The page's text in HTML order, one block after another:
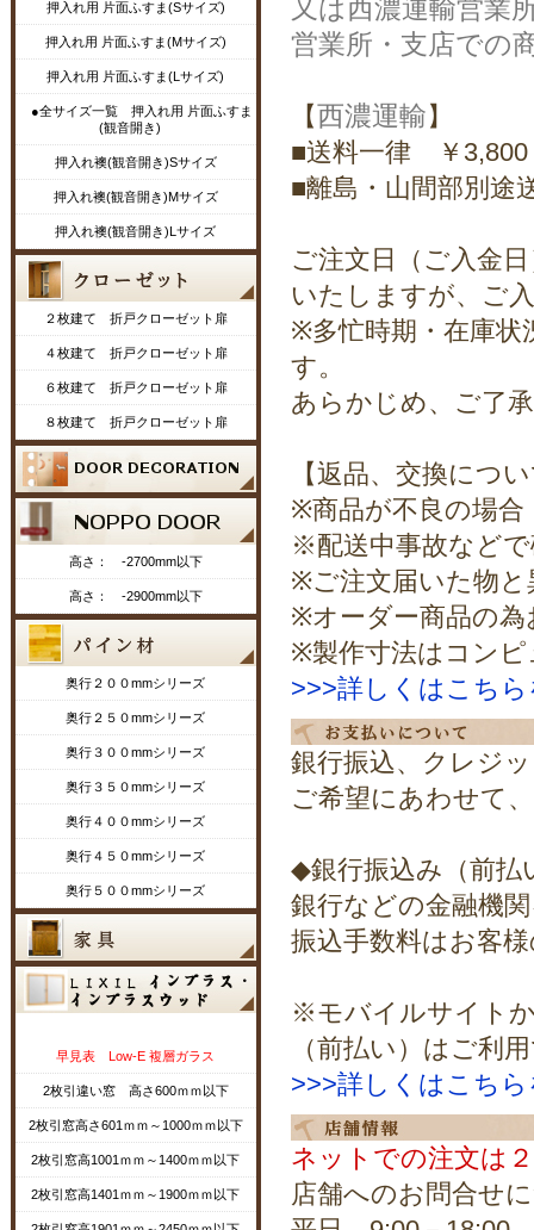
押入れ用 片面ふすま(Sサイズ)
押入れ用 片面ふすま(Mサイズ)
押入れ用 片面ふすま(Lサイズ)
●全サイズ一覧 押入れ用 片面ふすま
(観音開き)
押入れ襖(観音開き)Sサイズ
押入れ襖(観音開き)Mサイズ
押入れ襖(観音開き)Lサイズ
２枚建て 折戸クローゼット扉
４枚建て 折戸クローゼット扉
６枚建て 折戸クローゼット扉
８枚建て 折戸クローゼット扉
高さ： -2700mm以下
高さ： -2900mm以下
奥行２００mmシリーズ
奥行２５０mmシリーズ
奥行３００mmシリーズ
奥行３５０mmシリーズ
奥行４００mmシリーズ
奥行４５０mmシリーズ
奥行５００mmシリーズ
早見表 Low-E 複層ガラス
2枚引違い窓 高さ600ｍｍ以下
2枚引窓高さ601ｍｍ～1000ｍｍ以下
2枚引窓高1001ｍｍ～1400ｍｍ以下
2枚引窓高1401ｍｍ～1900ｍｍ以下
又は西濃運輸営業
営業所・支店での
【西濃運輸】
■送料一律 ￥3,800
■離島・山間部別途
ご注文日（ご入金
いたしますが、ご
※多忙時期・在庫状
す。
あらかじめ、ご了
【返品、交換につ
※商品が不良の場合
※配送中事故など
※ご注文届いた物
※オーダー商品の為
※製作寸法はコン
>>>詳しくはこち
銀行振込、クレジ
ご希望にあわせて
◆銀行振込み（前払
銀行などの金融機
振込手数料はお客
※モバイルサイト
（前払い）はご利
>>>詳しくはこち
ネットでの注文は
店舗へのお問合せ